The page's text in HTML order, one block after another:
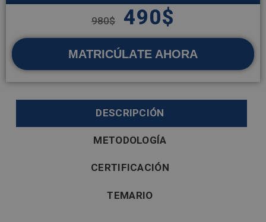
980$ 490$
MATRICÚLATE AHORA
DESCRIPCIÓN
METODOLOGÍA
CERTIFICACIÓN
TEMARIO